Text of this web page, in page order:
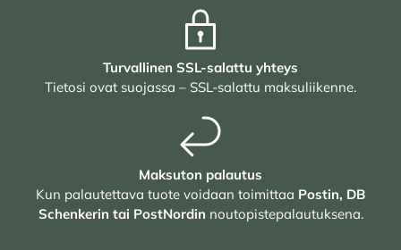
Turvallinen SSL-salattu yhteys
Tietosi ovat suojassa – SSL-salattu maksuliikenne.
Maksuton palautus
Kun palautettava tuote voidaan toimittaa Postin, DB
Schenkerin tai PostNordin noutopistepalautuksena.